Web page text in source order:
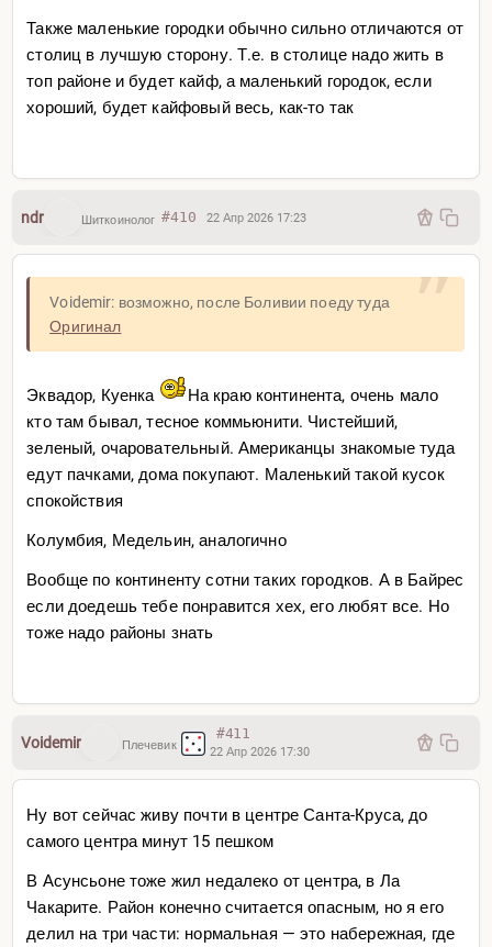
Также маленькие городки обычно сильно отличаются от
столиц в лучшую сторону. Т.е. в столице надо жить в
топ районе и будет кайф, а маленький городок, если
хороший, будет кайфовый весь, как-то так
ndr Шиткоинолог #410 22 Апр 2026 17:23
Voidemir: возможно, после Боливии поеду туда
Оригинал
Эквадор, Куенка
На краю континента, очень мало
кто там бывал, тесное коммьюнити. Чистейший,
зеленый, очаровательный. Американцы знакомые туда
едут пачками, дома покупают. Маленький такой кусок
спокойствия
Колумбия, Медельин, аналогично
Вообще по континенту сотни таких городков. А в Байрес
если доедешь тебе понравится хех, его любят все. Но
тоже надо районы знать
Voidemir Плечевик
#411
22 Апр 2026 17:30
Ну вот сейчас живу почти в центре Санта-Круса, до
самого центра минут 15 пешком
В Асунсьоне тоже жил недалеко от центра, в Ла
Чакарите. Район конечно считается опасным, но я его
делил на три части: нормальная — это набережная, где